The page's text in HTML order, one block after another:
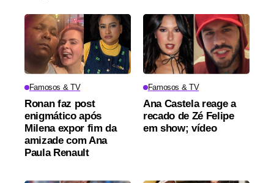
Famosos & TV
Ronan faz post
enigmático após
Milena expor fim da
amizade com Ana
Paula Renault
Famosos & TV
Ana Castela reage a
recado de Zé Felipe
em show; vídeo